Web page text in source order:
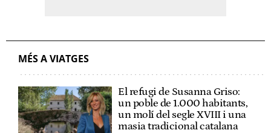
MÉS A VIATGES
El refugi de Susanna Griso:
un poble de 1.000 habitants,
un molí del segle XVIII i una
masia tradicional catalana